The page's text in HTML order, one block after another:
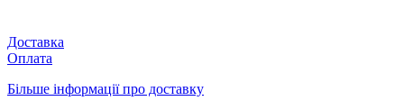
Доставка
Оплата
Більше інформації про доставку